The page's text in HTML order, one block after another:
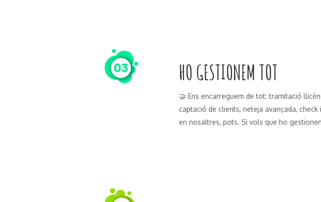
HO GESTIONEM TOT
🤝 Ens encarreguem de tot: tramitació
captació de clients, neteja avançada,
en nosaltres, pots. Si vols que ho